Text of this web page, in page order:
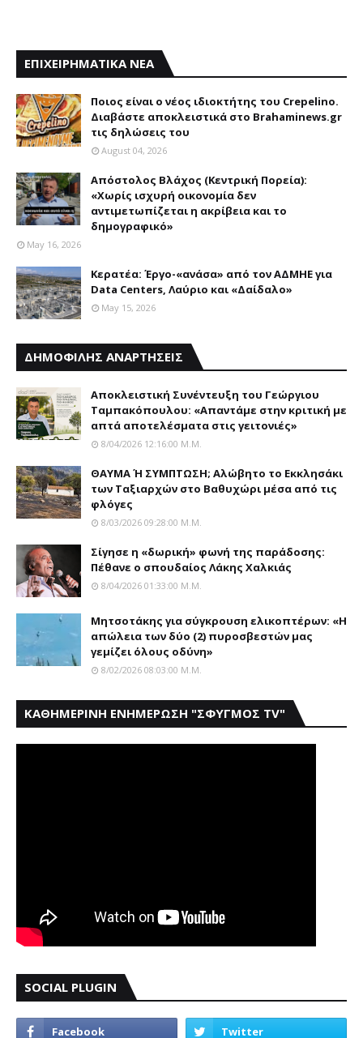
ΕΠΙΧΕΙΡΗΜΑΤΙΚΑ ΝΕΑ
Ποιος είναι ο νέος ιδιοκτήτης του Crepelino.
Διαβάστε αποκλειστικά στο Brahaminews.gr
τις δηλώσεις του
August 04, 2026
Απόστολος Βλάχος (Κεντρική Πορεία):
«Χωρίς ισχυρή οικονομία δεν
αντιμετωπίζεται η ακρίβεια και το
δημογραφικό»
May 16, 2026
Κερατέα: Έργο-«ανάσα» από τον ΑΔΜΗΕ για
Data Centers, Λαύριο και «Δαίδαλο»
May 15, 2026
ΔΗΜΟΦΙΛΗΣ ΑΝΑΡΤΗΣΕΙΣ
Αποκλειστική Συνέντευξη του Γεώργιου
Ταμπακόπουλου: «Απαντάμε στην κριτική με
απτά αποτελέσματα στις γειτονιές»
8/04/2026 12:16:00 Μ.μ.
ΘΑΥΜΑ Ή ΣΥΜΠΤΩΣΗ; Aλώβητο το Eκκλησάκι
των Tαξιαρχών στο Bαθυχώρι μέσα από τις
φλόγες
8/03/2026 09:28:00 Μ.μ.
Σίγησε η «δωρική» φωνή της παράδοσης:
Πέθανε o σπουδαίος Λάκης Xαλκιάς
8/04/2026 01:33:00 Μ.μ.
Μητσοτάκης για σύγκρουση ελικοπτέρων: «Η
απώλεια των δύο (2) πυροσβεστών μας
γεμίζει όλους οδύνη»
8/02/2026 08:03:00 Μ.μ.
ΚΑΘΗΜΕΡΙΝΗ ΕΝΗΜΕΡΩΣΗ "ΣΦΥΓΜΟΣ TV"
SOCIAL PLUGIN